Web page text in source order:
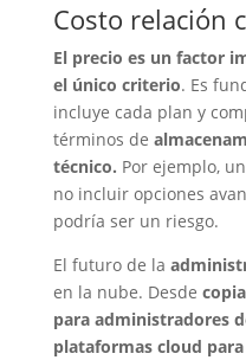
Costo relación
El precio es un factor
el único criterio. Es
incluye cada plan y
términos de
técnico. Por ejemplo,
no incluir opciones
podría ser un riesgo.
El futuro de la
en la nube. Desde
para administradores
plataformas cloud